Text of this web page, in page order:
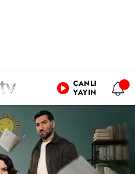
CANLI
YAYIN